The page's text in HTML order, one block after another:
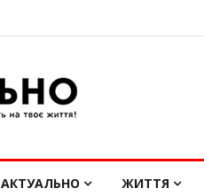
АКТУАЛЬНО ЖИТТЯ